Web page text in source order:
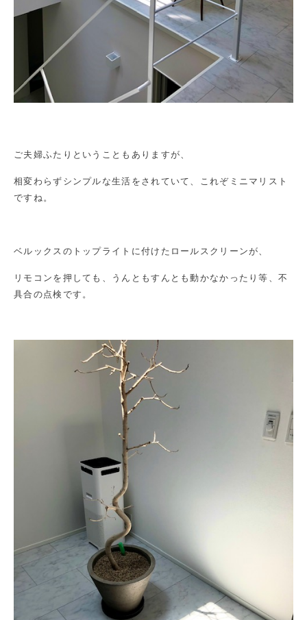
ご夫婦ふたりということもありますが、
相変わらずシンプルな生活をされていて、これぞミニマリスト
ですね。
ベルックスのトップライトに付けたロールスクリーンが、
リモコンを押しても、うんともすんとも動かなかったり等、不
具合の点検です。